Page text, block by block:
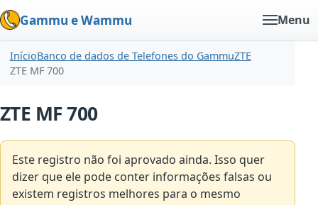
Gammu e Wammu Menu
InícioBanco de dados de Telefones do GammuZTE
ZTE MF 700
ZTE MF 700
Este registro não foi aprovado ainda. Isso quer
dizer que ele pode conter informações falsas ou
existem registros melhores para o mesmo